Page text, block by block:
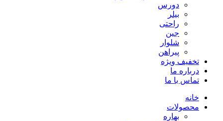
دورس
بیلر
راحتی
جین
شلوار
پیراهن
تخفیف ویژه
درباره ما
تماس با ما
خانه
محصولات
بهاره